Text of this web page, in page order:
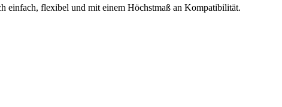
einfach, flexibel und mit einem Höchstmaß an Kompatibilität.